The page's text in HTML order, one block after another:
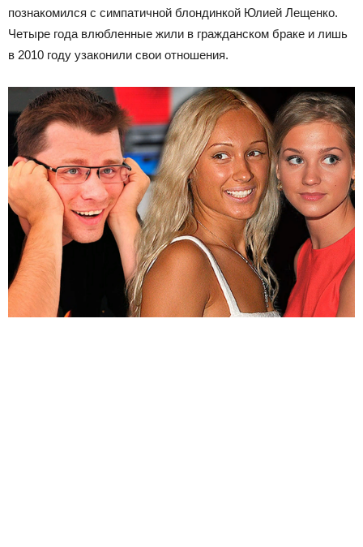
познакомился с симпатичной блондинкой Юлией Лещенко.
Четыре года влюбленные жили в гражданском браке и лишь
в 2010 году узаконили свои отношения.